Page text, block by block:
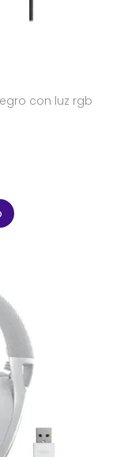
con luz rgb